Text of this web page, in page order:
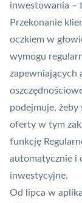
inwestowania –
Przekonanie
oczkiem w
wymogu
zapewniających
podejmuje, żeby
oferty w tym
funkcję
automatycznie i
inwestycyjne.
Od lipca w